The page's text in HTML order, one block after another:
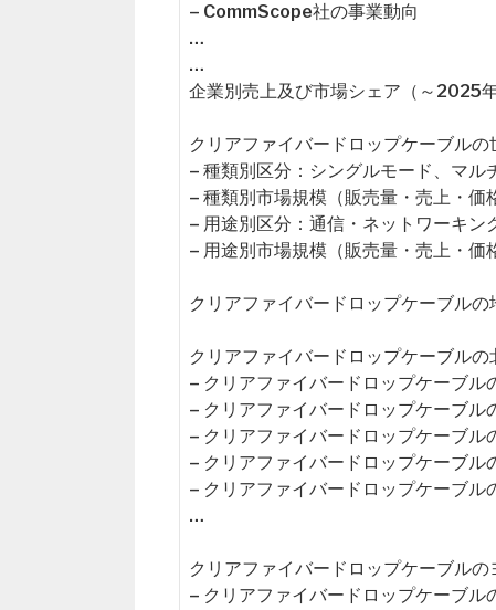
– CommScope社の事業動向
…
…
企業別売上及び市場シェア（～2025年
クリアファイバードロップケーブル
– 種類別区分：シングルモード、マル
– 種類別市場規模（販売量・売上・価
– 用途別区分：通信・ネットワーキ
– 用途別市場規模（販売量・売上・価
クリアファイバードロップケーブル
クリアファイバードロップケーブル
– クリアファイバードロップケーブル
– クリアファイバードロップケーブル
– クリアファイバードロップケーブル
– クリアファイバードロップケーブル
– クリアファイバードロップケーブル
…
クリアファイバードロップケーブル
– クリアファイバードロップケーブル